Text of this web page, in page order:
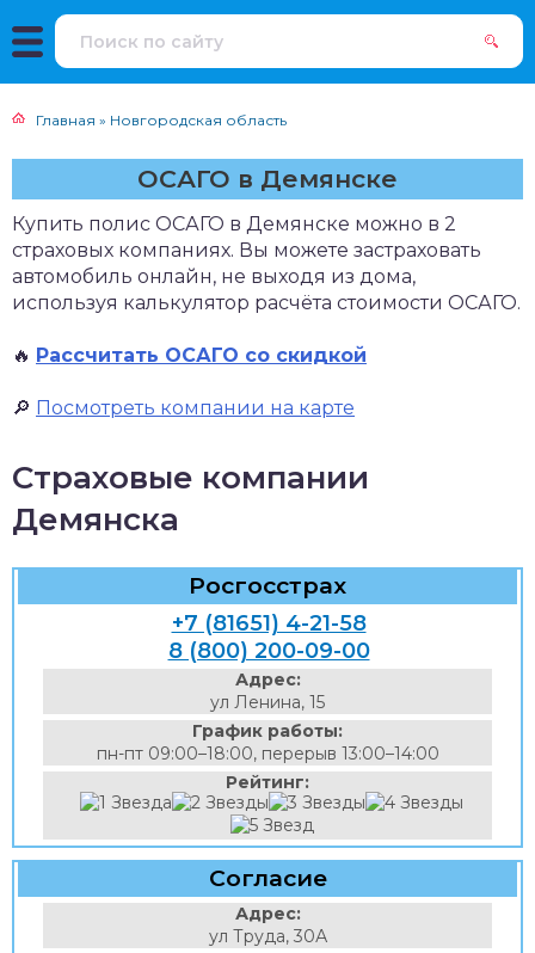
Главная » Новгородская область
ОСАГО в Демянске
Купить полис ОСАГО в Демянске можно в 2
страховых компаниях. Вы можете застраховать
автомобиль онлайн, не выходя из дома,
используя калькулятор расчёта стоимости ОСАГО.
🔥 Рассчитать ОСАГО со скидкой
🔎 Посмотреть компании на карте
Страховые компании
Демянска
Росгосстрах
+7 (81651) 4-21-58
8 (800) 200-09-00
Адрес:
ул Ленина, 15
График работы:
пн-пт 09:00–18:00, перерыв 13:00–14:00
Рейтинг:
Согласие
Адрес:
ул Труда, 30А